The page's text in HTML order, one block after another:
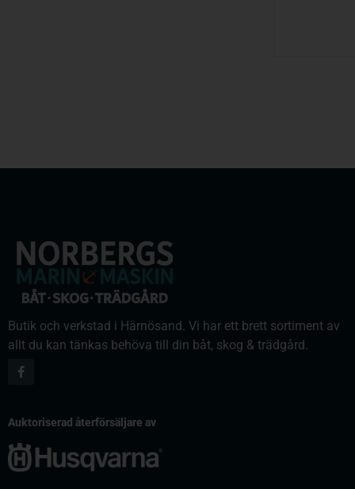
Butik och verkstad i Härnösand. Vi har ett brett sortiment av
allt du kan tänkas behöva till din båt, skog & trädgård.
Auktoriserad återförsäljare av